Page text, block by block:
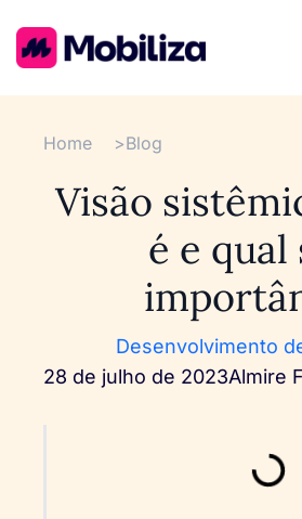
Home >Blog
Visão
é e qual
Desenvolvimento
28 de julho de 2023Almire